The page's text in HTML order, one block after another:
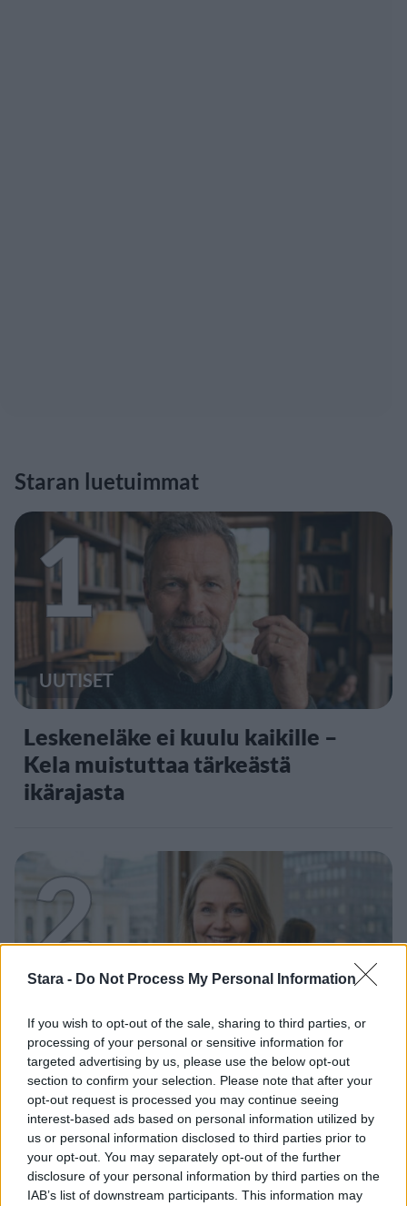
Stara - Do Not Process My Personal Information
If you wish to opt-out of the sale, sharing to third parties, or
processing of your personal or sensitive information for
targeted advertising by us, please use the below opt-out
section to confirm your selection. Please note that after your
opt-out request is processed you may continue seeing
interest-based ads based on personal information utilized by
us or personal information disclosed to third parties prior to
your opt-out. You may separately opt-out of the further
disclosure of your personal information by third parties on the
IAB’s list of downstream participants. This information may
Staran luetuimmat
1
UUTISET
Leskeneläke ei kuulu kaikille –
Kela muistuttaa tärkeästä
ikärajasta
2
UUTISET
Työnantaja ei hyväksynyt
etälääkärin
sairauslomatodistuksia – neljälle
ei maksettu sairausajan palkkaa